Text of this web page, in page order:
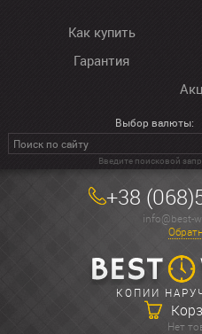
Как купить
Гарантия
Выбор валюты:
Введите поисковой
+38
info@best-
КОПИИ
Нет